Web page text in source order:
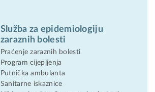
Služba za epidemiologiju
zaraznih bolesti
Praćenje zaraznih bolesti
Program cijepljenja
Putnička ambulanta
Sanitarne iskaznice